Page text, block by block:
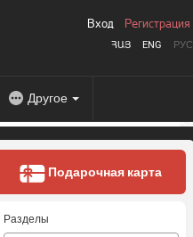
ՀԱՅ ENG РУС
Вход Регистрация
Другое
Подарочная карта
Разделы